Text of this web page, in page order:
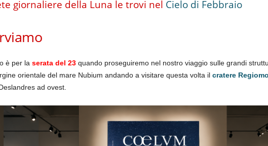
giornaliere della Luna le trovi nel Cielo di Febbraio
è per la serata del 23quando proseguiremo nel nostro viaggio sulle grandi
orientale del mare Nubium andando a visitare questa volta il cratere
ad ovest.